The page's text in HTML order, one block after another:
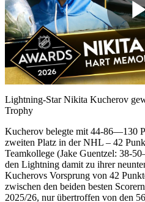
Lightning-Star Nikita Kucherov
Trophy
Kucherov belegte mit 44-86—130
zweiten Platz in der NHL – 42
Teamkollege (Jake Guentzel: 38-
den Lightning damit zu ihrer
Kucherovs Vorsprung von 42
zwischen den beiden besten
2025/26, nur übertroffen von den